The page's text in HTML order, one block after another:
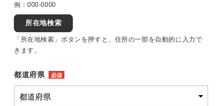
例：000-0000
所在地検索
「所在地検索」ボタンを押すと、住所の一部を自動的に入力で
きます。
都道府県 必須